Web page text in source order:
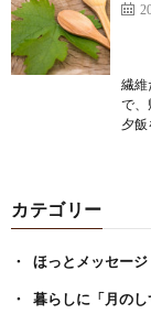
繊維
で、
夕
カテゴリー
ほっとメッセージ
暮らしに「月の